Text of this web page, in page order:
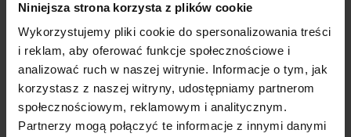
Niniejsza strona korzysta z plików cookie
Wykorzystujemy pliki cookie do spersonalizowania treści
i reklam, aby oferować funkcje społecznościowe i
analizować ruch w naszej witrynie. Informacje o tym, jak
korzystasz z naszej witryny, udostępniamy partnerom
społecznościowym, reklamowym i analitycznym.
Partnerzy mogą połączyć te informacje z innymi danymi